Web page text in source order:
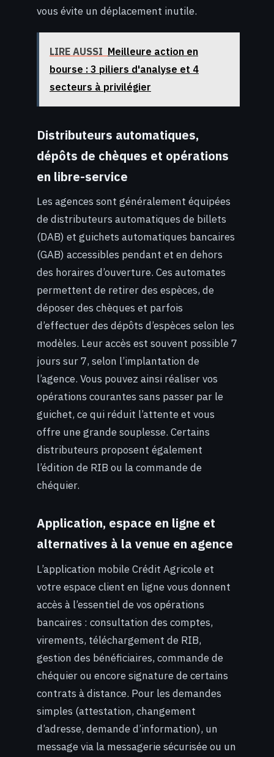
vous évite un déplacement inutile.
LIRE AUSSI Meilleure action en
bourse : 3 piliers d'analyse et 4
secteurs à privilégier
Distributeurs automatiques,
dépôts de chèques et opérations
en libre-service
Les agences sont généralement équipées
de distributeurs automatiques de billets
(DAB) et guichets automatiques bancaires
(GAB) accessibles pendant et en dehors
des horaires d’ouverture. Ces automates
permettent de retirer des espèces, de
déposer des chèques et parfois
d’effectuer des dépôts d’espèces selon les
modèles. Leur accès est souvent possible 7
jours sur 7, selon l’implantation de
l’agence. Vous pouvez ainsi réaliser vos
opérations courantes sans passer par le
guichet, ce qui réduit l’attente et vous
offre une grande souplesse. Certains
distributeurs proposent également
l’édition de RIB ou la commande de
chéquier.
Application, espace en ligne et
alternatives à la venue en agence
L’application mobile Crédit Agricole et
votre espace client en ligne vous donnent
accès à l’essentiel de vos opérations
bancaires : consultation des comptes,
virements, téléchargement de RIB,
gestion des bénéficiaires, commande de
chéquier ou encore signature de certains
contrats à distance. Pour les demandes
simples (attestation, changement
d’adresse, demande d’information), un
message via la messagerie sécurisée ou un